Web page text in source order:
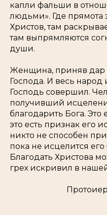
капли фальши в
людьми». Где прямота
Христов, там
там выпрямляются
души.
Женщина, приняв дар
Господа. И весь народ
Господь совершил.
получивший
благодарить Бога. Это
это есть признак его
никто не способен
пока не исцелится
Благодать Христова
грех искривил в